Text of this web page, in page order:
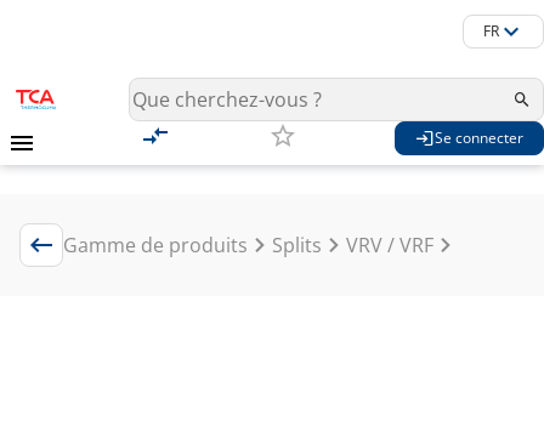
FR
Se connecter
Gamme de produits Splits VRV / VRF